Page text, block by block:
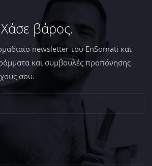
βάρος.
newsletter του EnSomati και
και συμβουλές προπόνησης
σου.